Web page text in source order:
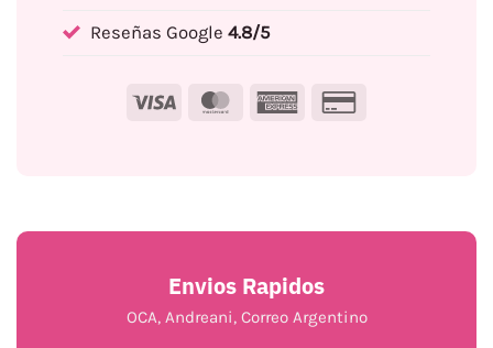
Reseñas Google 4.8/5
Visa MasterCardAmerican
Envios Rapidos
OCA, Andreani, Correo Argentino